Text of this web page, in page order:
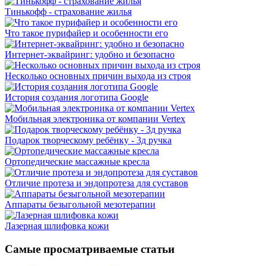
Тинькофф - страхование жилья
Что такое пурифайер и особенности его
Интернет-эквайринг: удобно и безопасно
Несколько основных причин выхода из строя
История создания логотипа Google
Мобильная электроника от компании Vertex
Подарок творческому ребёнку - 3д ручка
Ортопедические массажные кресла
Отличие протеза и эндопротеза для суставов
Аппараты безыгольной мезотерапии
Лазерная шлифовка кожи
Самые просматриваемые статьи